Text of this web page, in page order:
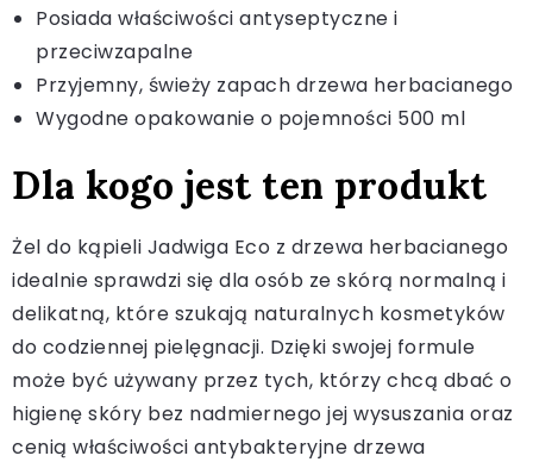
Posiada właściwości antyseptyczne i
przeciwzapalne
Przyjemny, świeży zapach drzewa herbacianego
Wygodne opakowanie o pojemności 500 ml
Dla kogo jest ten produkt
Żel do kąpieli Jadwiga Eco z drzewa herbacianego
idealnie sprawdzi się dla osób ze skórą normalną i
delikatną, które szukają naturalnych kosmetyków
do codziennej pielęgnacji. Dzięki swojej formule
może być używany przez tych, którzy chcą dbać o
higienę skóry bez nadmiernego jej wysuszania oraz
cenią właściwości antybakteryjne drzewa